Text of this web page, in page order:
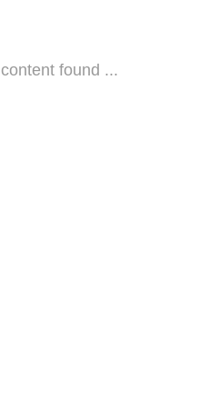
found ...